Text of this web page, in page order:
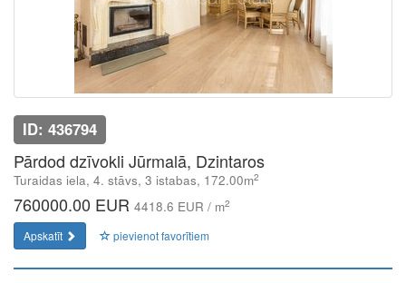
ID: 436794
Pārdod dzīvokli Jūrmalā, Dzintaros
Turaidas iela, 4. stāvs, 3 istabas, 172.00m2
760000.00 EUR 4418.6 EUR / m2
Apskatīt pievienot favorītiem